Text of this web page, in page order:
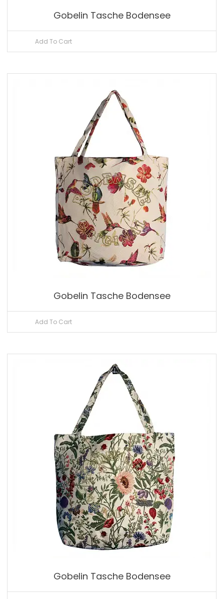
Gobelin Tasche Bodensee
Add To Cart
Gobelin Tasche Bodensee
Add To Cart
Gobelin Tasche Bodensee